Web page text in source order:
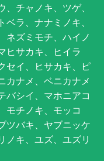
チャノキ、ツゲ、
ラ、ナナミノキ、
ネズミモチ、ハイノ
ヒサカキ、ヒイラ
セイ、ヒサカキ、ピ
カナメ、ベニカナメ
バシイ、マホニアコ
モチノキ、モッコ
ツバキ、ヤブニッケ
ノキ、ユズ、ユズリ